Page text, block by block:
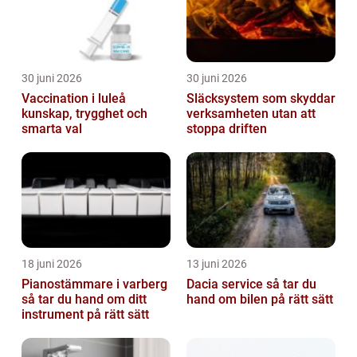
30 juni 2026
Vaccination i luleå
kunskap, trygghet och
smarta val
30 juni 2026
Släcksystem som skyddar
verksamheten utan att
stoppa driften
18 juni 2026
Pianostämmare i varberg
så tar du hand om ditt
instrument på rätt sätt
13 juni 2026
Dacia service så tar du
hand om bilen på rätt sätt